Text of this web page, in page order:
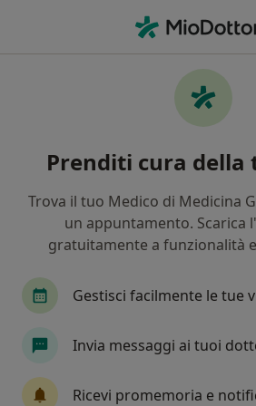
Prenditi cura della
Trova il tuo Medico di Medicina
un appuntamento. Scarica
gratuitamente a funzionalità
Gestisci facilmente le tue
Invia messaggi ai tuoi
Ricevi promemoria e
Visita Oftalmologica •
specialisti
In che modo ordiniamo i risultati
Che specializzazione stai cercando?
Oculista Chirurgo